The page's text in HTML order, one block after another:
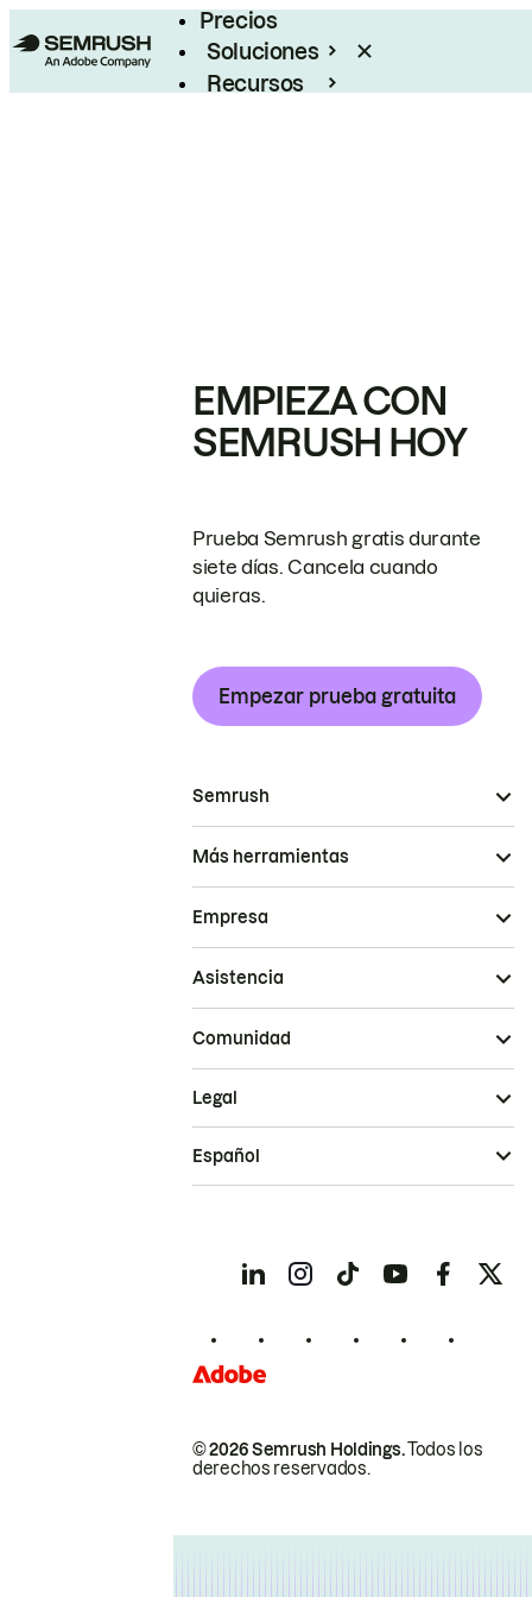
Precios
Soluciones
Recursos
EMPIEZA CON
SEMRUSH HOY
Prueba Semrush gratis durante
siete días. Cancela cuando
quieras.
Empezar prueba gratuita
Semrush
Más herramientas
Empresa
Asistencia
Comunidad
© 2026 Semrush Holdings.Todos los
derechos reservados.
Legal
Español